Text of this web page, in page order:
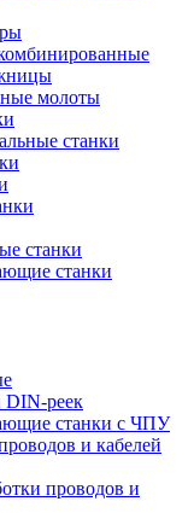
молоты
станки
станки
станки
DIN-реек
станки с ЧПУ
и кабелей
проводов и